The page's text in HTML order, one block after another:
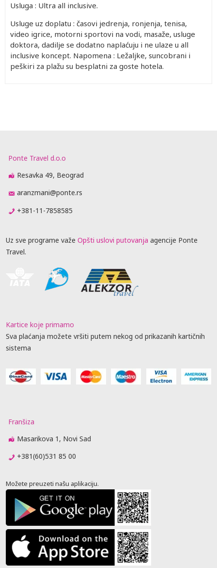
Usluga : Ultra all inclusive.
Usluge uz doplatu : časovi jedrenja, ronjenja, tenisa,
video igrice, motorni sportovi na vodi, masaže, usluge
doktora, dadilje se dodatno naplaćuju i ne ulaze u all
inclusive koncept. Napomena : Ležaljke, suncobrani i
peškiri za plažu su besplatni za goste hotela.
Ponte Travel d.o.o
Resavka 49, Beograd
aranzmani@ponte.rs
+381-11-7858585
Uz sve programe važe Opšti uslovi putovanja agencije Ponte
Travel.
Kartice koje primamo
Sva plaćanja možete vršiti putem nekog od prikazanih kartičnih
sistema
Franšiza
Masarikova 1, Novi Sad
+381(60)531 85 00
Možete preuzeti našu aplikaciju.